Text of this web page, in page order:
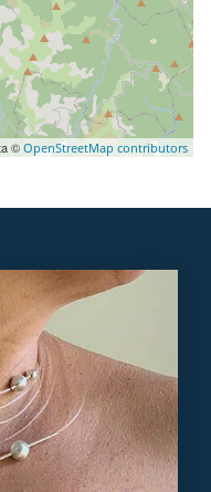
©OpenStreetMap contributors